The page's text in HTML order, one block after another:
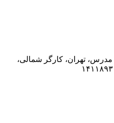
مدرس، تهران، کارگر شمالی،